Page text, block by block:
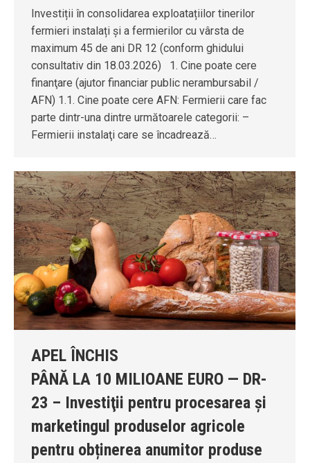
Investiții în consolidarea exploatațiilor tinerilor
fermieri instalați și a fermierilor cu vârsta de
maximum 45 de ani DR 12 (conform ghidului
consultativ din 18.03.2026) 1. Cine poate cere
finanţare (ajutor financiar public nerambursabil /
AFN) 1.1. Cine poate cere AFN: Fermierii care fac
parte dintr-una dintre următoarele categorii: –
Fermierii instalaţi care se încadrează…
APEL ÎNCHIS
PÂNĂ LA 10 MILIOANE EURO — DR-
23 – Investiţii pentru procesarea și
marketingul produselor agricole
pentru obținerea anumitor produse